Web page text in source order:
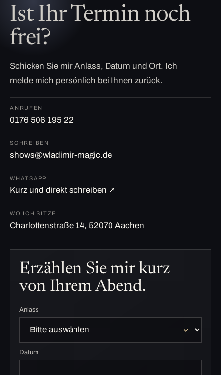
Ist Ihr Termin noch
frei?
Schicken Sie mir Anlass, Datum und Ort. Ich
melde mich persönlich bei Ihnen zurück.
ANRUFEN
0176 506 195 22
SCHREIBEN
shows@wladimir-magic.de
WHATSAPP
Kurz und direkt schreiben ↗
WO ICH SITZE
Charlottenstraße 14, 52070 Aachen
Erzählen Sie mir kurz
von Ihrem Abend.
Anlass
Datum